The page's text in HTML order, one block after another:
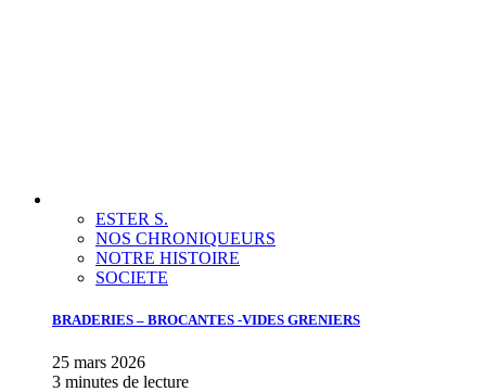
ESTER S.
NOS CHRONIQUEURS
NOTRE HISTOIRE
SOCIETE
BRADERIES – BROCANTES -VIDES GRENIERS
25 mars 2026
3 minutes de lecture